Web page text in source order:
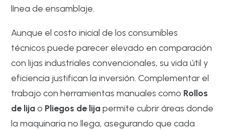
línea de ensamblaje.
Aunque el costo inicial de los consumibles
técnicos puede parecer elevado en comparación
con lijas industriales convencionales, su vida útil y
eficiencia justifican la inversión. Complementar el
trabajo con herramientas manuales como Rollos
de lijao Pliegos de lijapermite cubrir áreas donde
la maquinaria no llega, asegurando que cada